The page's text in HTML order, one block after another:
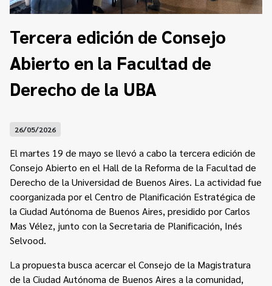
Acceso a la información Pública
Tenés Derechos
Plan de Gobierno Abierto en la Justicia
Recursos y Acceso a la Justicia
Repositorio de Datos Abiertos
Programa Educación en Derechos Humanos
Cuento con Derechos
Transparencia
Contacto
Tercera edición de Consejo
Abierto en la Facultad de
Derecho de la UBA
26/05/2026
El martes 19 de mayo se llevó a cabo la tercera edición de
Consejo Abierto en el Hall de la Reforma de la Facultad de
Derecho de la Universidad de Buenos Aires. La actividad fue
coorganizada por el Centro de Planificación Estratégica de
la Ciudad Autónoma de Buenos Aires, presidido por Carlos
Mas Vélez, junto con la Secretaria de Planificación, Inés
Selvood.
La propuesta busca acercar el Consejo de la Magistratura
de la Ciudad Autónoma de Buenos Aires a la comunidad,